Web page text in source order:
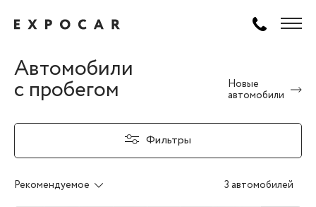
Автомобили
с пробегом
Новые
автомобили
Фильтры
Рекомендуемое 3 автомобилей